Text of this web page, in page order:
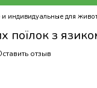
индивидуальные для
з
отзыв